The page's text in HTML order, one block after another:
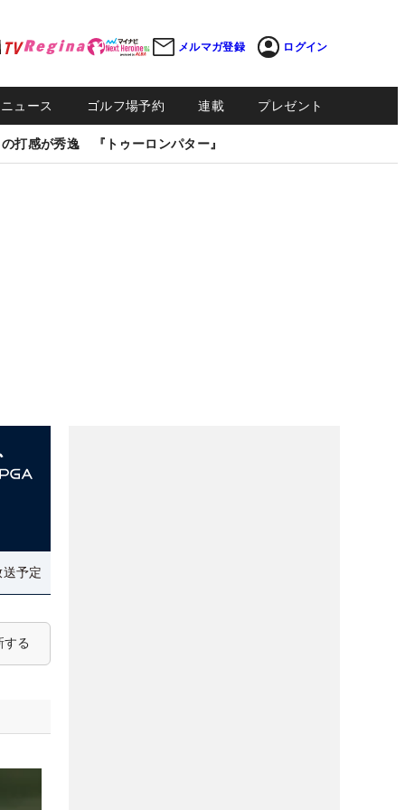
メルマガ登録 ログイン
ュース ゴルフ場予約 連載 プレゼント
打感が秀逸 『トゥーロンパター』
予定
する